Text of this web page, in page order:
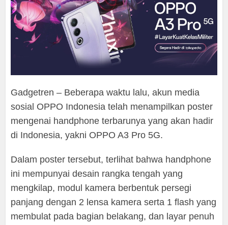
Gadgetren – Beberapa waktu lalu, akun media
sosial OPPO Indonesia telah menampilkan poster
mengenai handphone terbarunya yang akan hadir
di Indonesia, yakni OPPO A3 Pro 5G.
Dalam poster tersebut, terlihat bahwa handphone
ini mempunyai desain rangka tengah yang
mengkilap, modul kamera berbentuk persegi
panjang dengan 2 lensa kamera serta 1 flash yang
membulat pada bagian belakang, dan layar penuh